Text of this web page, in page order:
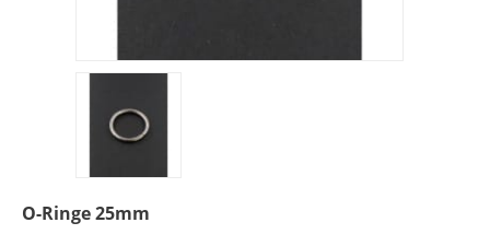
O-Ringe 25mm